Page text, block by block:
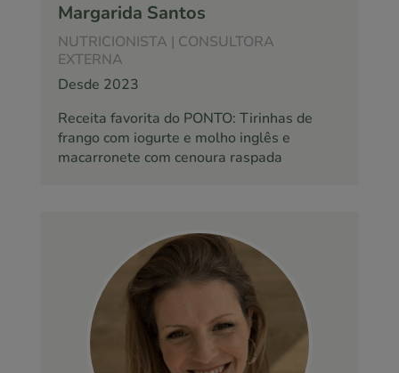
Margarida Santos
NUTRICIONISTA | CONSULTORA
EXTERNA
Desde 2023
Receita favorita do PONTO: Tirinhas de
frango com iogurte e molho inglês e
macarronete com cenoura raspada